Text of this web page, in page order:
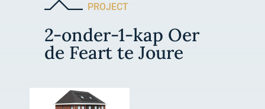
PROJECT
2-onder-1-kap Oer
de Feart te Joure